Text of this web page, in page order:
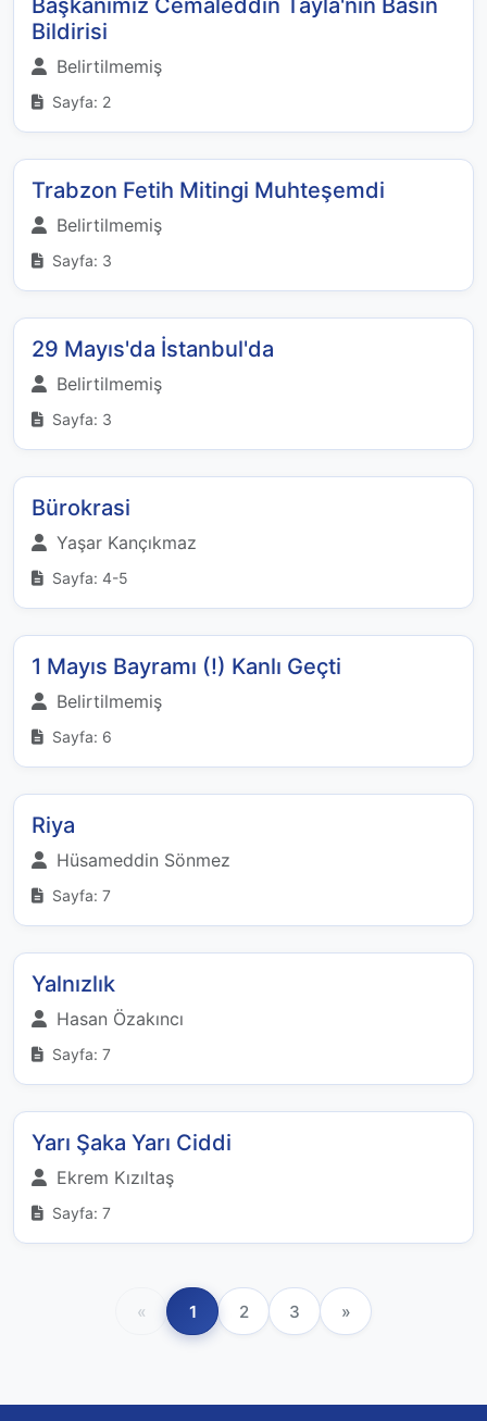
Başkanımız Cemaleddin Tayla'nın Basın
Bildirisi
Belirtilmemiş
Sayfa: 2
Trabzon Fetih Mitingi Muhteşemdi
Belirtilmemiş
Sayfa: 3
29 Mayıs'da İstanbul'da
Belirtilmemiş
Sayfa: 3
Bürokrasi
Yaşar Kançıkmaz
Sayfa: 4-5
1 Mayıs Bayramı (!) Kanlı Geçti
Belirtilmemiş
Sayfa: 6
Riya
Hüsameddin Sönmez
Sayfa: 7
Yalnızlık
Hasan Özakıncı
Sayfa: 7
Yarı Şaka Yarı Ciddi
Ekrem Kızıltaş
Sayfa: 7
« 1 2 3 »